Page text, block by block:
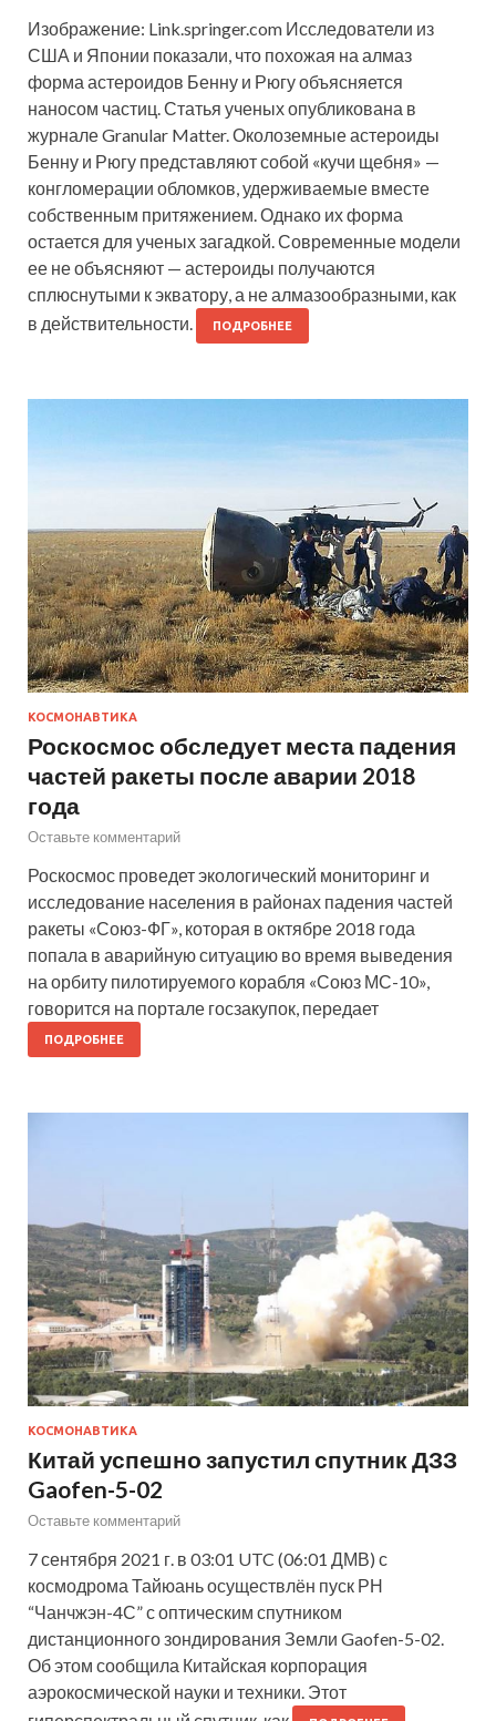
Изображение: Link.springer.com Исследователи из
США и Японии показали, что похожая на алмаз
форма астероидов Бенну и Рюгу объясняется
наносом частиц. Статья ученых опубликована в
журнале Granular Matter. Околоземные астероиды
Бенну и Рюгу представляют собой «кучи щебня» —
конгломерации обломков, удерживаемые вместе
собственным притяжением. Однако их форма
остается для ученых загадкой. Современные модели
ее не объясняют — астероиды получаются
сплюснутыми к экватору, а не алмазообразными, как
в действительности.
ПОДРОБНЕЕ
КОСМОНАВТИКА
Роскосмос обследует места падения
частей ракеты после аварии 2018
года
Оставьте комментарий
Роскосмос проведет экологический мониторинг и
исследование населения в районах падения частей
ракеты «Союз-ФГ», которая в октябре 2018 года
попала в аварийную ситуацию во время выведения
на орбиту пилотируемого корабля «Союз МС-10»,
говорится на портале госзакупок, передает
ПОДРОБНЕЕ
КОСМОНАВТИКА
Китай успешно запустил спутник ДЗЗ
Gaofen-5-02
Оставьте комментарий
7 сентября 2021 г. в 03:01 UTC (06:01 ДМВ) с
космодрома Тайюань осуществлён пуск РН
“Чанчжэн-4С” с оптическим спутником
дистанционного зондирования Земли Gaofen-5-02.
Об этом сообщила Китайская корпорация
аэрокосмической науки и техники. Этот